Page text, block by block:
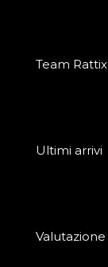
Team Rattix
Ultimi arrivi